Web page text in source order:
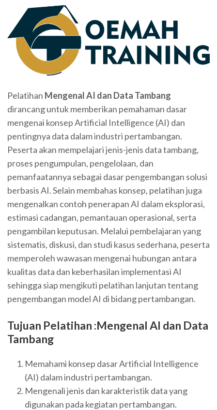
Pelatihan Mengenal AI dan Data Tambang
dirancang untuk memberikan pemahaman dasar
mengenai konsep Artificial Intelligence (AI) dan
pentingnya data dalam industri pertambangan.
Peserta akan mempelajari jenis-jenis data tambang,
proses pengumpulan, pengelolaan, dan
pemanfaatannya sebagai dasar pengembangan solusi
berbasis AI. Selain membahas konsep, pelatihan juga
mengenalkan contoh penerapan AI dalam eksplorasi,
estimasi cadangan, pemantauan operasional, serta
pengambilan keputusan. Melalui pembelajaran yang
sistematis, diskusi, dan studi kasus sederhana, peserta
memperoleh wawasan mengenai hubungan antara
kualitas data dan keberhasilan implementasi AI
sehingga siap mengikuti pelatihan lanjutan tentang
pengembangan model AI di bidang pertambangan.
Tujuan Pelatihan :Mengenal AI dan Data
Tambang
Memahami konsep dasar Artificial Intelligence
(AI) dalam industri pertambangan.
Mengenali jenis dan karakteristik data yang
digunakan pada kegiatan pertambangan.